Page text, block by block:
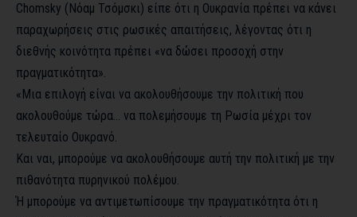
Chomsky (Νόαμ Τσόμσκι) είπε ότι η Ουκρανία πρέπει να κάνει
παραχωρήσεις στις ρωσικές απαιτήσεις, λέγοντας ότι η
διεθνής κοινότητα πρέπει «να δώσει προσοχή στην
πραγματικότητα».
«Μια επιλογή είναι να ακολουθήσουμε την πολιτική που
ακολουθούμε τώρα… να πολεμήσουμε τη Ρωσία μέχρι τον
τελευταίο Ουκρανό.
Και ναι, μπορούμε να ακολουθήσουμε αυτή την πολιτική με την
πιθανότητα πυρηνικού πολέμου.
Ή μπορούμε να αντιμετωπίσουμε την πραγματικότητα ότι η